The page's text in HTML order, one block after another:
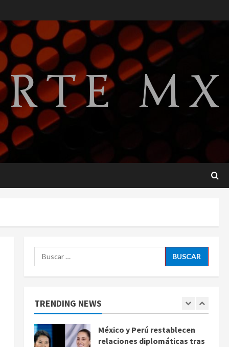
Buscar:
TRENDING NEWS
2
cuatro años de
enfrentamientos
agosto 8, 2026
3
Declaran accidental la
muerte de Brandon Clarke
por consumo de heroína y
cocaína
aguacate desde México
1
Sheinbaum contra el narco
México y Perú restablecen
relaciones diplomáticas tras